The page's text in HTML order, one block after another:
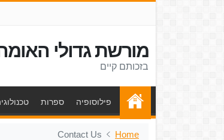
מורשת גדולי
בזכותם קיים
פילוסופיה ספרות
Home
Contact Us